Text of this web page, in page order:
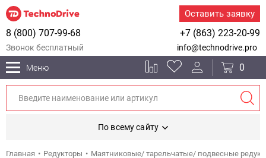
Оставить заявку
+7 (863) 223-20-99
8 (800) 707-99-68
Звонок бесплатный info@technodrive.pro
Меню 0
По всему сайту
Главная Редукторы Маятниковые/ тарельчатые/ подвесные